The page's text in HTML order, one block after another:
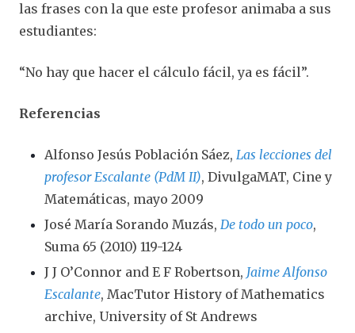
las frases con la que este profesor animaba a sus
estudiantes:
“No hay que hacer el cálculo fácil, ya es fácil”.
Referencias
Alfonso Jesús Población Sáez, Las lecciones del
profesor Escalante (PdM II), DivulgaMAT, Cine y
Matemáticas, mayo 2009
José María Sorando Muzás, De todo un poco,
Suma 65 (2010) 119-124
J J O’Connor and E F Robertson, Jaime Alfonso
Escalante, MacTutor History of Mathematics
archive, University of St Andrews